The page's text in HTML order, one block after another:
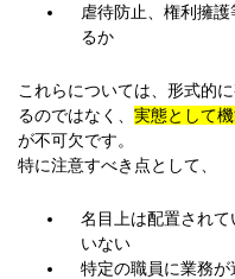
虐待防止、権利擁
るか
これらについては、形式的
るのではなく、 実態として
が不可欠です。
特に注意すべき点として、
名目上は配置され
いない
特定の職員に業務